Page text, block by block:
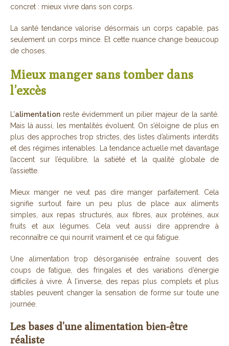
concret : mieux vivre dans son corps.
La santé tendance valorise désormais un corps capable, pas
seulement un corps mince. Et cette nuance change beaucoup
de choses.
Mieux manger sans tomber dans
l’excès
L’alimentation reste évidemment un pilier majeur de la santé.
Mais là aussi, les mentalités évoluent. On s’éloigne de plus en
plus des approches trop strictes, des listes d’aliments interdits
et des régimes intenables. La tendance actuelle met davantage
l’accent sur l’équilibre, la satiété et la qualité globale de
l’assiette.
Mieux manger ne veut pas dire manger parfaitement. Cela
signifie surtout faire un peu plus de place aux aliments
simples, aux repas structurés, aux fibres, aux protéines, aux
fruits et aux légumes. Cela veut aussi dire apprendre à
reconnaître ce qui nourrit vraiment et ce qui fatigue.
Une alimentation trop désorganisée entraîne souvent des
coups de fatigue, des fringales et des variations d’énergie
difficiles à vivre. À l’inverse, des repas plus complets et plus
stables peuvent changer la sensation de forme sur toute une
journée.
Les bases d’une alimentation bien-être
réaliste